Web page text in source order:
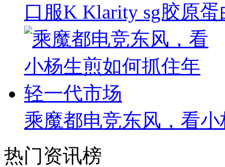
口服K Klarity sg胶原
乘魔都电竞东风，看
热门资讯榜